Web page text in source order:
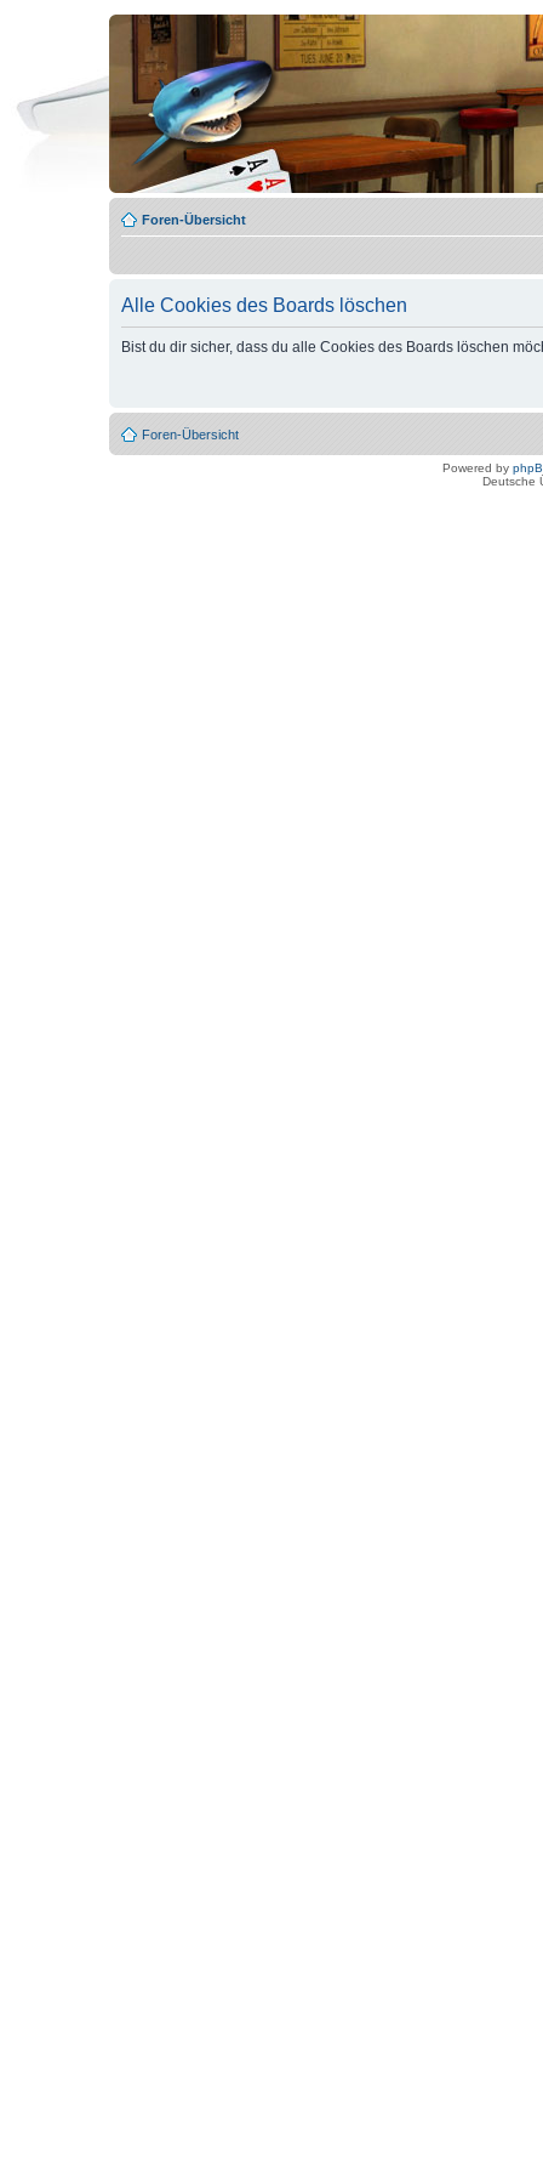
Foren-Übersicht
Alle Cookies des Boards löschen
Bist du dir sicher, dass du alle Cookies des Boards löschen
Foren-Übersicht
Powered by
Deutsche